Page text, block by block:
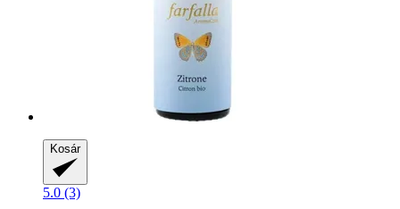
Kosár
5.0 (3)